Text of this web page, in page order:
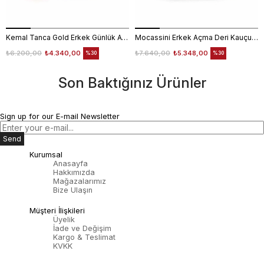
Kemal Tanca Gold Erkek Günlük Ayakkabı 6612-152
₺4.340,00
₺6.200,00 %30
Mocassini Erkek Açma Deri Kauçuk Taban Bordo Günlük Ayakkabı
₺5.348,00
₺7.640,00 %30
Son Baktığınız Ürünler
Sign up for our E-mail Newsletter
Send
Kurumsal
Anasayfa
Hakkımızda
Mağazalarımız
Bize Ulaşın
Müşteri İlişkileri
Üyelik
İade ve Değişim
Kargo & Teslimat
KVKK